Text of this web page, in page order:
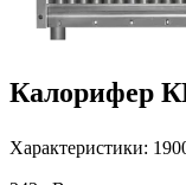
Калорифер
Характеристики: